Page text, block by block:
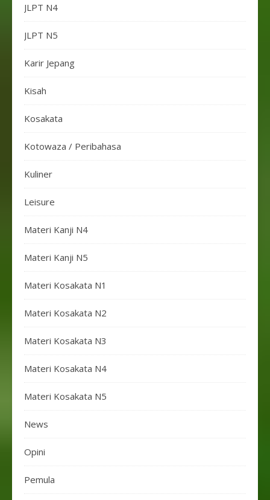
JLPT N4
JLPT N5
Karir Jepang
Kisah
Kosakata
Kotowaza / Peribahasa
Kuliner
Leisure
Materi Kanji N4
Materi Kanji N5
Materi Kosakata N1
Materi Kosakata N2
Materi Kosakata N3
Materi Kosakata N4
Materi Kosakata N5
News
Opini
Pemula